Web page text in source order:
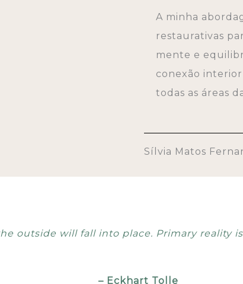
A minha
restaurativas
mente e
conexão
todas as áreas
Sílvia Matos
outside will fall into place. Primary reality
– Eckhart Tolle